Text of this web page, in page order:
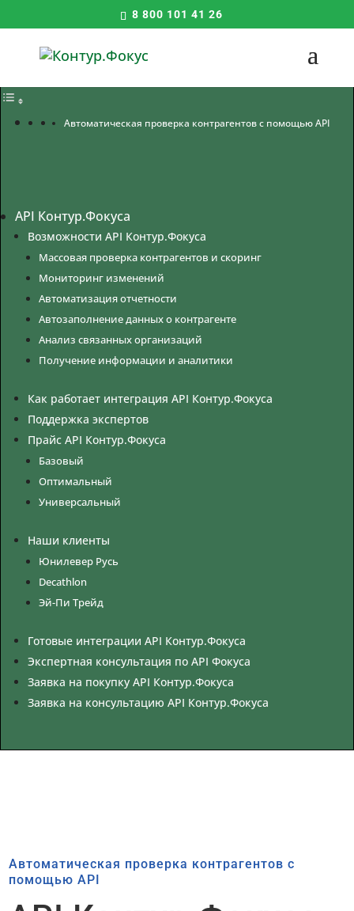
8 800 101 41 26
Автоматическая проверка контрагентов с помощью API
API Контур.Фокуса
Возможности API Контур.Фокуса
Массовая проверка контрагентов и скоринг
Мониторинг изменений
Автоматизация отчетности
Автозаполнение данных о контрагенте
Анализ связанных организаций
Получение информации и аналитики
Как работает интеграция API Контур.Фокуса
Поддержка экспертов
Прайс API Контур.Фокуса
Базовый
Оптимальный
Универсальный
Наши клиенты
Юнилевер Русь
Decathlon
Эй-Пи Трейд
Готовые интеграции API Контур.Фокуса
Экспертная консультация по API Фокуса
Заявка на покупку API Контур.Фокуса
Заявка на консультацию API Контур.Фокуса
Автоматическая проверка контрагентов с
помощью API